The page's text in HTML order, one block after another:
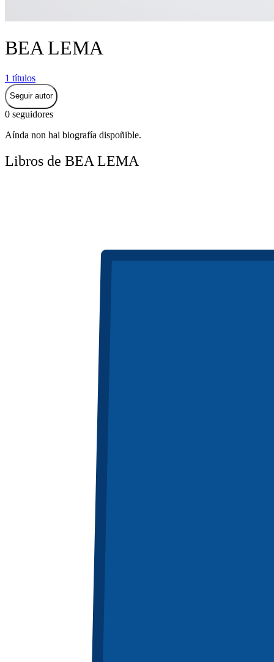
BEA LEMA
1 títulos
Seguir autor
0 seguidores
Aínda non hai biografía dispoñible.
Libros de BEA LEMA